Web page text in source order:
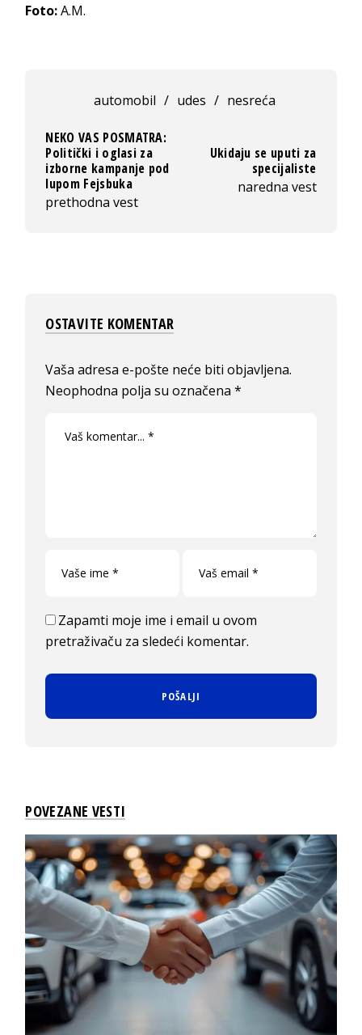
Foto:A.M.
automobil / udes / nesreća
NEKO VAS POSMATRA:
Politički i oglasi za
izborne kampanje pod
lupom Fejsbuka
prethodna vest
Ukidaju se uputi za
specijaliste
naredna vest
OSTAVITE KOMENTAR
Vaša adresa e-pošte neće biti objavljena.
Neophodna polja su označena*
Zapamti moje ime i email u ovom
pretraživaču za sledeći komentar.
POVEZANE VESTI